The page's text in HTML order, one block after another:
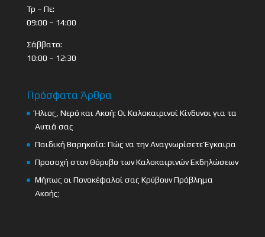
Τρ – Πε:
09:00 – 14:00
Σάββατο:
10:00 – 12:30
Πρόσφατα Άρθρα
Ήλιος, Νερό και Ακοή: Οι Καλοκαιρινοί Κίνδυνοι για τα
Αυτιά σας
Παιδική Βαρηκοΐα: Πώς να την Αναγνωρίσετε Έγκαιρα
Προσοχή στον Θόρυβο των Καλοκαιρινών Εκδηλώσεων
Μήπως οι Πονοκέφαλοί σας Κρύβουν Πρόβλημα
Ακοής;